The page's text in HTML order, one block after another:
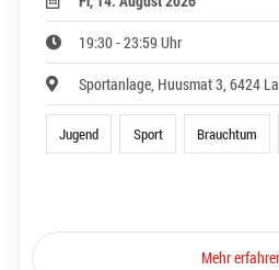
19:30 - 23:59 Uhr
Sportanlage, Huusmat 3, 6424
Jugend Sport Brauchtum
Mehr